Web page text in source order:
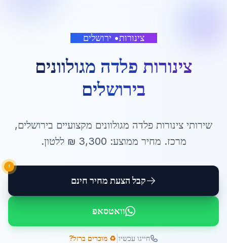
צינורות• ירושלים
צינורות פלדה מגולוונים
בירושלים
שירותי צינורות פלדה מגולוונים מקצועיים בירושלים,
מרכז. מחיר ממוצע: 3,300 ₪ ללטון.
קבל הצעת מחיר חינם
!
וואטסאפ
חייגו עכשיו ♻️ מוכרים ברזל?